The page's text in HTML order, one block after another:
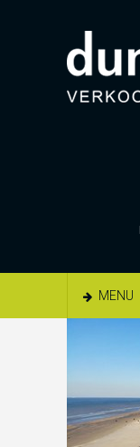
MENU